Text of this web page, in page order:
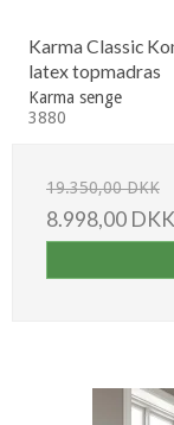
Karma Classic
latex topmadras
Karma senge
3880
19.350,00 DKK
8.998,00 DKK